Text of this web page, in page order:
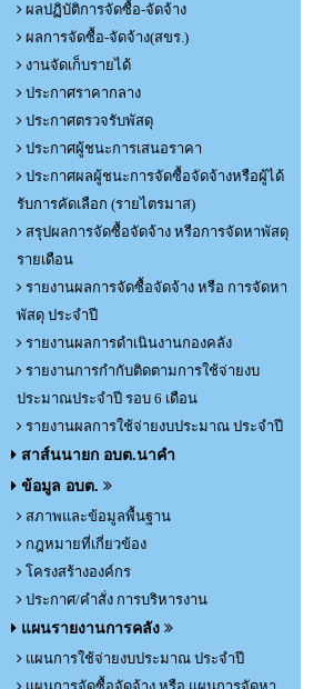
ผลปฏิบัติการจัดซื้อ-จัดจ้าง
ผลการจัดซื้อ-จัดจ้าง(สขร.)
งานจัดเก็บรายได้
ประกาศราคากลาง
ประกาศตรวจรับพัสดุ
ประกาศผู้ชนะการเสนอราคา
ประกาศผลผู้ชนะการจัดซื้อจัดจ้างหรือผู้ได้
รับการคัดเลือก (รายไตรมาส)
สรุปผลการจัดซื้อจัดจ้าง หรือการจัดหาพัสดุ
รายเดือน
รายงานผลการจัดซื้อจัดจ้าง หรือ การจัดหา
พัสดุ ประจำปี
รายงานผลการดำเนินงานกองคลัง
รายงานการกำกับติดตามการใช้จ่ายงบ
ประมาณประจำปี รอบ 6 เดือน
รายงานผลการใช้จ่ายงบประมาณ ประจำปี
สาส์นนายก อบต.นาคำ
ข้อมูล อบต.
สภาพและข้อมูลพื้นฐาน
กฎหมายที่เกี่ยวข้อง
โครงสร้างองค์กร
ประกาศ/คำสั่ง การบริหารงาน
แผนรายงานการคลัง
แผนการใช้จ่ายงบประมาณ ประจำปี